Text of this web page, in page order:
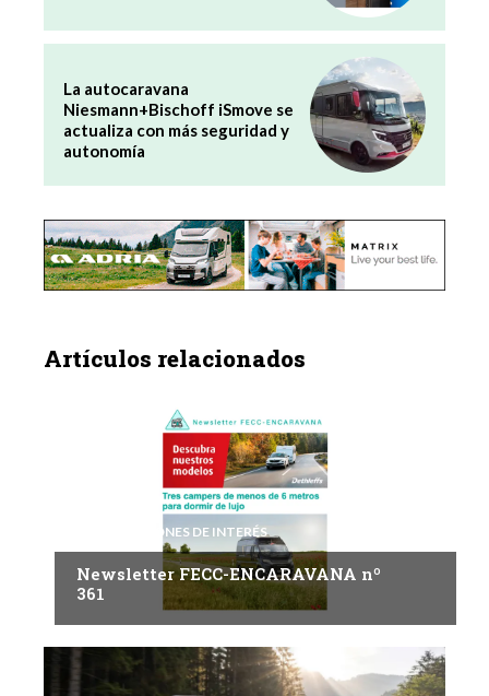
La autocaravana
Niesmann+Bischoff iSmove se
actualiza con más seguridad y
autonomía
Artículos relacionados
INFORMACIONES DE INTERÉS
Newsletter FECC-ENCARAVANA nº
361